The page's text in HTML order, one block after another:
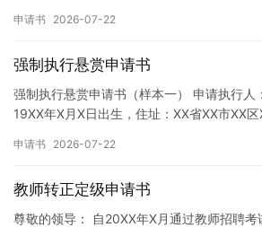
申请书 2026-07-22
强制执行悬赏申请书
强制执行悬赏申请书（样本一） 申请执行人
19XX年X月X日出生，住址：XX省XX市XX
申请书 2026-07-22
教师转正定级申请书
尊敬的领导： 自20XX年X月通过教师招聘